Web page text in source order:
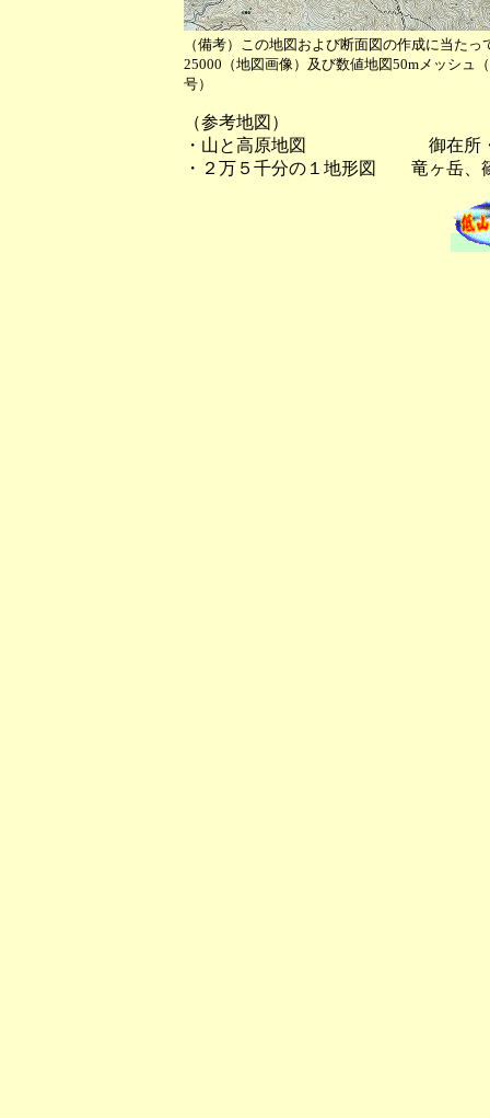
（備考）この地図および断面図の作成に当た
25000（地図画像）及び数値地図50mメッシ
号）
（参考地図）
・山と高原地図 御在所・
・２万５千分の１地形図 竜ヶ岳、